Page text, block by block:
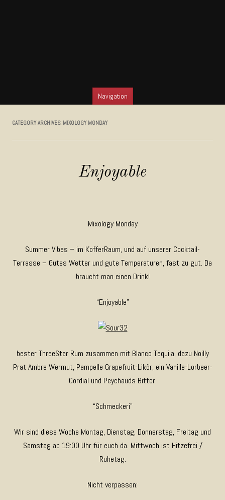
Navigation
CATEGORY ARCHIVES: MIXOLOGY MONDAY
Enjoyable
Mixology Monday
Summer Vibes – im KofferRaum, und auf unserer Cocktail-
Terrasse – Gutes Wetter und gute Temperaturen, fast zu gut. Da
braucht man einen Drink!
“Enjoyable”
bester ThreeStar Rum zusammen mit Blanco Tequila, dazu Noilly
Prat Ambre Wermut, Pampelle Grapefruit-Likör, ein Vanille-Lorbeer-
Cordial und Peychauds Bitter.
“Schmeckeri”
Wir sind diese Woche Montag, Dienstag, Donnerstag, Freitag und
Samstag ab 19:00 Uhr für euch da. Mittwoch ist Hitzefrei /
Ruhetag.
Nicht verpassen: